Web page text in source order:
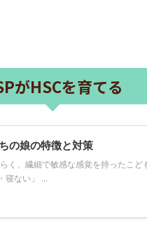
がHSCを育てる
の娘の特徴と対策
く、繊細で敏感な感覚を持ったこ
寝ない」 ...